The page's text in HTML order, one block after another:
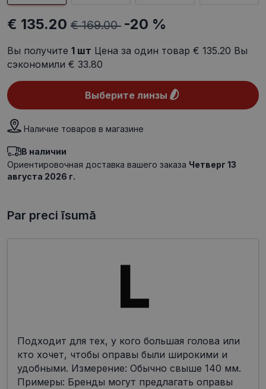
€ 135.20 € 169.00 -20 %
Вы получите 1 шт Цена за один товар € 135.20 Вы
сэкономили € 33.80
Выберите линзы
Наличие товаров в магазине
В наличии
Ориентировочная доставка вашего заказа Четверг 13
августа 2026 г.
Par preci īsumā
Подходит для тех, у кого большая голова или
кто хочет, чтобы оправы были широкими и
удобными. Измерение: Обычно свыше 140 мм.
Примеры: Бренды могут предлагать оправы